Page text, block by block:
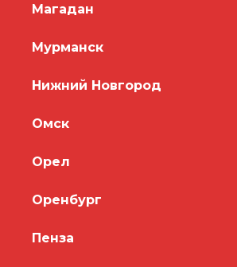
Магадан
Мурманск
Нижний Новгород
Омск
Орел
Оренбург
Пенза